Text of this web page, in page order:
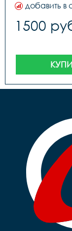
добавить в
1500